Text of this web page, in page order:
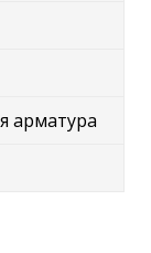
арматура